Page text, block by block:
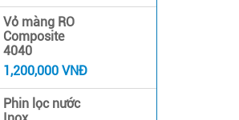
Vỏ màng RO
Composite
4040
1,200,000 VNĐ
Phin lọc nước